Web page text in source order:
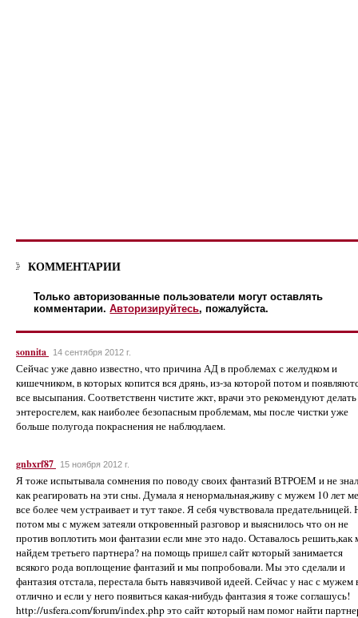
КОММЕНТАРИИ
Только авторизованные пользователи могут оставлять
комментарии.Авторизируйтесь, пожалуйста.
sonnita 14 сентября 2012 г.
Сейчас уже давно известно, что причина АД в проблемах с желудком и
кишечником, в которых копится вся дрянь, из-за которой потом и
все высыпания. Соответственн чистите жкт, врачи это рекомендуют делать
энтеросгелем, как наиболее безопасным проблемам, мы после чистки уже
больше полугода покраснения не наблюдлаем.
gnbxrf87 15 ноября 2012 г.
Я тоже испытывала сомнения по поводу своих фантазий ВТРОЕМ и не
как реагировать на эти сны. Думала я ненормальная,живу с мужем 10 лет
все более чем устраивает и тут такое. Я себя чувствовала предательницей.
потом мы с мужем затеяли откровенный разговор и выяснилось что он не
против воплотить мои фантазии если мне это надо. Оставалось решить,как
найдем третьего партнера? на помощь пришел сайт который занимается
всякого рода воплощение фантазий и мы попробовали. Мы это сделали и
фантазия отстала, перестала быть навязчивой идеей. Сейчас у нас с мужем
отлично и если у него появиться какая-нибудь фантазия я тоже соглашусь!
http://usfera.com/forum/index.php это сайт который нам помог найти